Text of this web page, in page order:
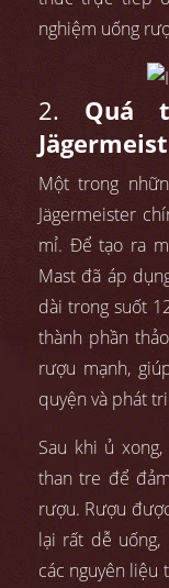
nghiệm uống
2. Quá
Một trong
Jägermeister
mỉ. Để tạo ra
Mast đã áp
dài trong suốt
thành phần
rượu mạnh,
quyện và phát
Sau khi ủ
than tre để
rượu. Rượu
lại rất dễ uống,
các nguyên liệu